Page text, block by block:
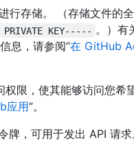
行存储。 （存储文件的
KEY----- 。）有
息，请参阅“在 GitHub
限，使其能够访问您希
应用”。
，可用于发出 API 请求